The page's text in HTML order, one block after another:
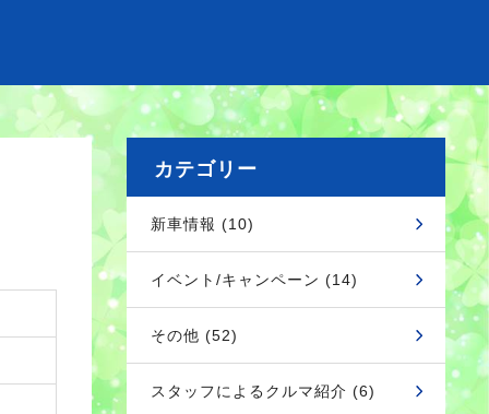
カテゴリー
新車情報 (10)
イベント/キャンペーン (14)
その他 (52)
スタッフによるクルマ紹介 (6)